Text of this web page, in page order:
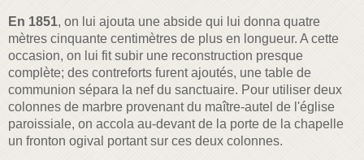
En 1851, on lui ajouta une abside qui lui donna quatre
mètres cinquante centimètres de plus en longueur. A cette
occasion, on lui fit subir une reconstruction presque
complète; des contreforts furent ajoutés, une table de
communion sépara la nef du sanctuaire. Pour utiliser deux
colonnes de marbre provenant du maître-autel de l'église
paroissiale, on accola au-devant de la porte de la chapelle
un fronton ogival portant sur ces deux colonnes.